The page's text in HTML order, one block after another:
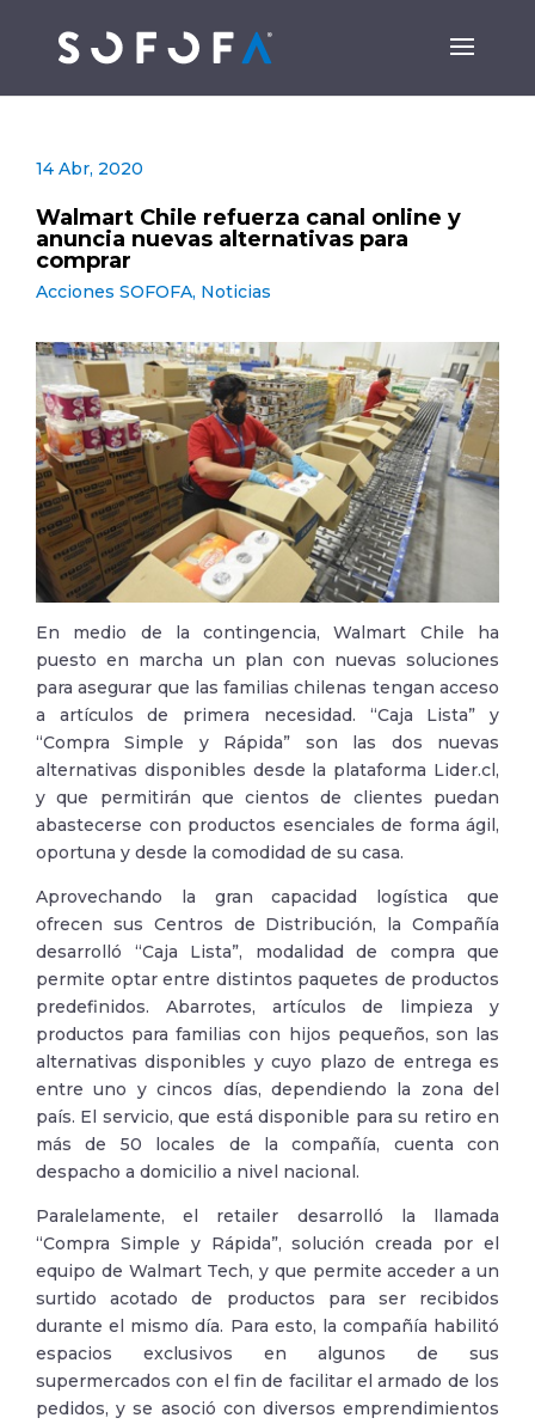
14 Abr, 2020
Walmart Chile refuerza canal online y
anuncia nuevas alternativas para
comprar
Acciones SOFOFA, Noticias
En medio de la contingencia, Walmart Chile ha
puesto en marcha un plan con nuevas soluciones
para asegurar que las familias chilenas tengan acceso
a artículos de primera necesidad. “Caja Lista” y
“Compra Simple y Rápida” son las dos nuevas
alternativas disponibles desde la plataforma Lider.cl,
y que permitirán que cientos de clientes puedan
abastecerse con productos esenciales de forma ágil,
oportuna y desde la comodidad de su casa.
Aprovechando la gran capacidad logística que
ofrecen sus Centros de Distribución, la Compañía
desarrolló “Caja Lista”, modalidad de compra que
permite optar entre distintos paquetes de productos
predefinidos. Abarrotes, artículos de limpieza y
productos para familias con hijos pequeños, son las
alternativas disponibles y cuyo plazo de entrega es
entre uno y cincos días, dependiendo la zona del
país. El servicio, que está disponible para su retiro en
más de 50 locales de la compañía, cuenta con
despacho a domicilio a nivel nacional.
Paralelamente, el retailer desarrolló la llamada
“Compra Simple y Rápida”, solución creada por el
equipo de Walmart Tech, y que permite acceder a un
surtido acotado de productos para ser recibidos
durante el mismo día. Para esto, la compañía habilitó
espacios exclusivos en algunos de sus
supermercados con el fin de facilitar el armado de los
pedidos, y se asoció con diversos emprendimientos